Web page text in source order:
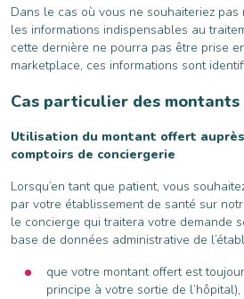
Dans le cas où vous ne souhaiteriez
les informations indispensables au
cette dernière ne pourra pas être prise
marketplace, ces informations sont
Cas particulier des
Utilisation du montant offert auprès
comptoirs de conciergerie
Lorsqu’en tant que patient, vous
par votre établissement de santé sur
le concierge qui traitera votre demande
base de données administrative de
que votre montant offert est
principe à votre sortie de l’hôpital),